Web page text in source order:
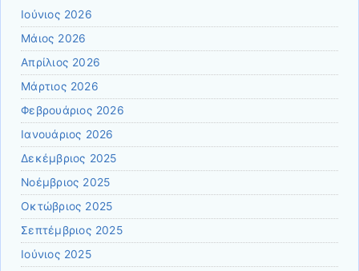
Ιούνιος 2026
Μάιος 2026
Απρίλιος 2026
Μάρτιος 2026
Φεβρουάριος 2026
Ιανουάριος 2026
Δεκέμβριος 2025
Νοέμβριος 2025
Οκτώβριος 2025
Σεπτέμβριος 2025
Ιούνιος 2025